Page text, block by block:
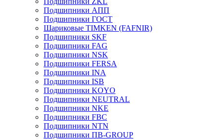
Подшипники АПП
Подшипники ГОСТ
Шариковые ТІMKEN (FAFNIR)
Подшипники SKF
Подшипники FAG
Подшипники NSK
Подшипники FERSA
Подшипники INA
Подшипники ISB
Подшипники KOYO
Подшипники NEUTRAL
Подшипники NKE
Подшипники FBC
Подшипники NTN
Подшипники ПВ-GROUP